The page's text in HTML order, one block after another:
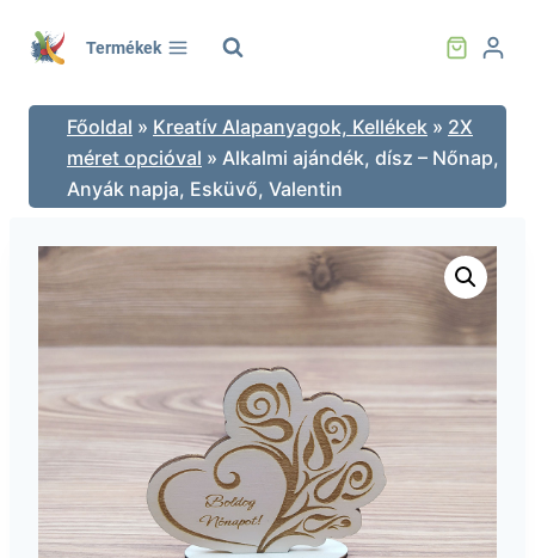
Termékek
Főoldal » Kreatív Alapanyagok, Kellékek » 2X
méret opcióval » Alkalmi ajándék, dísz – Nőnap,
Anyák napja, Esküvő, Valentin